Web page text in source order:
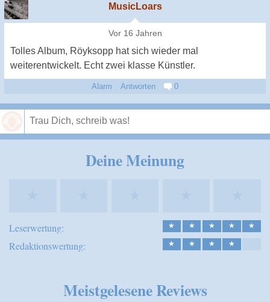
MusicLoars
Vor 16 Jahren
Tolles Album, Röyksopp hat sich wieder mal
weiterentwickelt. Echt zwei klasse Künstler.
Alarm Antworten 0
Deine Meinung
Leserwertung: ★ ★ ★ ★ ★
Redaktionswertung: ★ ★ ★ ★
Meistgelesene Reviews